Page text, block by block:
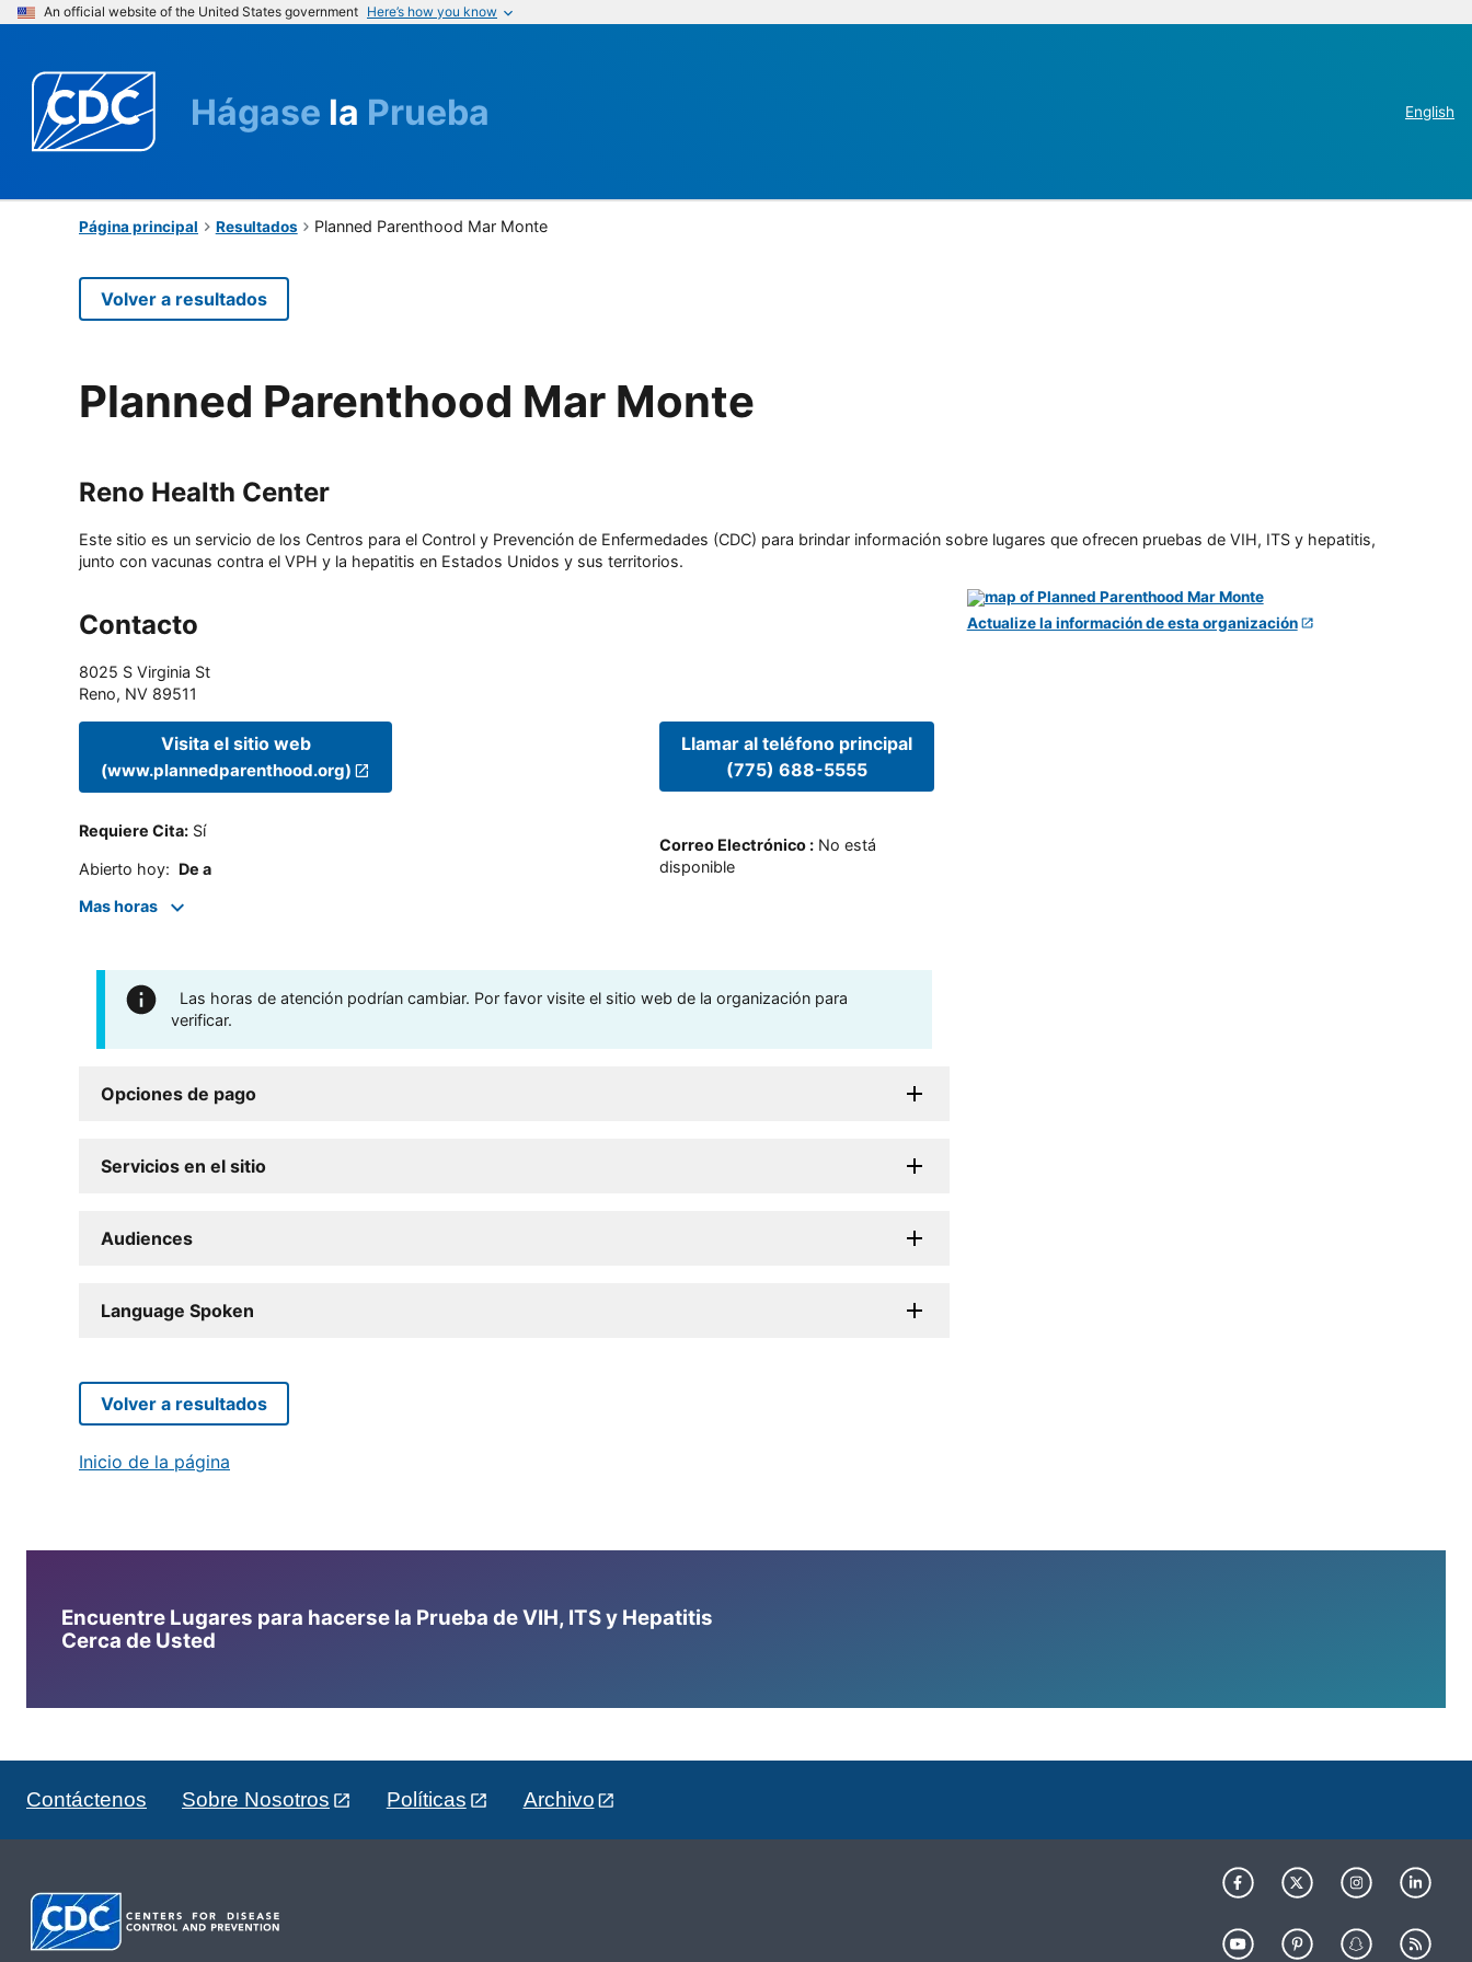
An official website of the United States government Here’s how you know
Hágase la Prueba English
Página principal Resultados Planned Parenthood Mar Monte
Volver a resultados
Planned Parenthood Mar Monte
Reno Health Center
Este sitio es un servicio de los Centros para el Control y Prevención de Enfermedades (CDC) para brindar información sobre lugares que ofrecen pruebas de VIH, ITS y hepatitis,
junto con vacunas contra el VPH y la hepatitis en Estados Unidos y sus territorios.
Contacto
8025 S Virginia St
Reno, NV 89511
Visita el sitio web
(www.plannedparenthood.org)
Requiere Cita: Sí
Abierto hoy: De a
Mas horas
Llamar al teléfono principal
(775) 688-5555
Correo Electrónico: No está
disponible
Las horas de atención podrían cambiar. Por favor visite el sitio web de la organización para
verificar.
Opciones de pago
Servicios en el sitio
Audiences
Language Spoken
Actualize la información de esta organización
Volver a resultados
Inicio de la página
Encuentre Lugares para hacerse la Prueba de VIH, ITS y Hepatitis
Cerca de Usted
Contáctenos Sobre Nosotros Políticas Archivo